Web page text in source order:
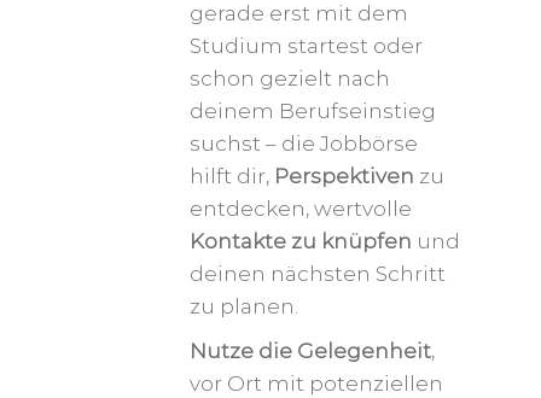
gerade erst mit dem
Studium startest oder
schon gezielt nach
deinem Berufseinstieg
suchst – die Jobbörse
hilft dir, Perspektiven zu
entdecken, wertvolle
Kontakte zu knüpfen und
deinen nächsten Schritt
zu planen.
Nutze die Gelegenheit,
vor Ort mit potenziellen